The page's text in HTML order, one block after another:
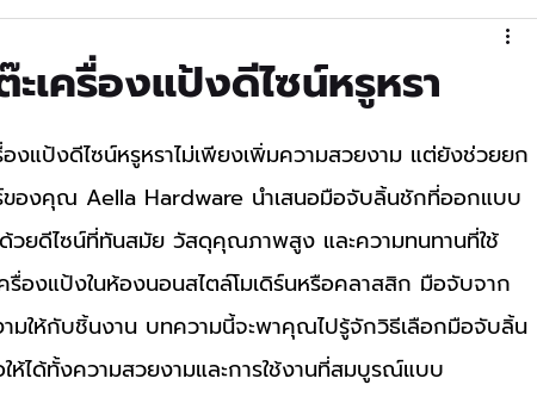
มือจับฝังบานเลื่อน
เครื่องแป้งดีไซน์หรูหรา
ของคุณ Aella Hardware นำเสนอมือจับลิ้นชักที่ออกแบบ
วยดีไซน์ที่ทันสมัย วัสดุคุณภาพสูง และความทนทานที่ใช้
รื่องแป้งในห้องนอนสไตล์โมเดิร์นหรือคลาสสิก มือจับจาก
มให้กับชิ้นงาน บทความนี้จะพาคุณไปรู้จักวิธีเลือกมือจับลิ้น
ห้ได้ทั้งความสวยงามและการใช้งานที่สมบูรณ์แบบ